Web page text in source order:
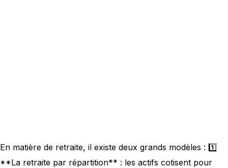
En matière de retraite, il existe deux grands modèles : 1️⃣
**La retraite par répartition** : les actifs cotisent pour